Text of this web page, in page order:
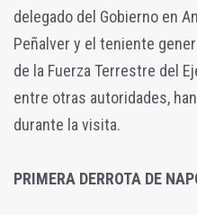
delegado del Gobierno en
Peñalver y el teniente
de la Fuerza Terrestre del
entre otras autoridades,
durante la visita.
PRIMERA DERROTA DE